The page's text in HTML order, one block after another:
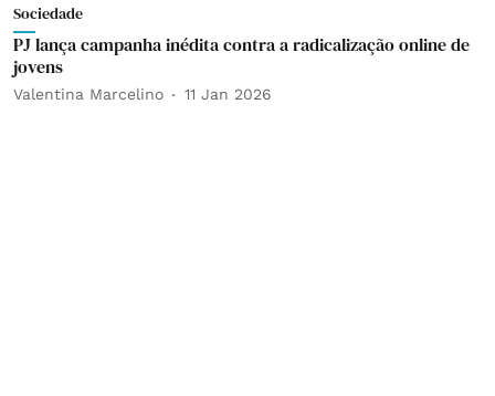
Sociedade
PJ lança campanha inédita contra a radicalização online de
jovens
Valentina Marcelino 11 Jan 2026